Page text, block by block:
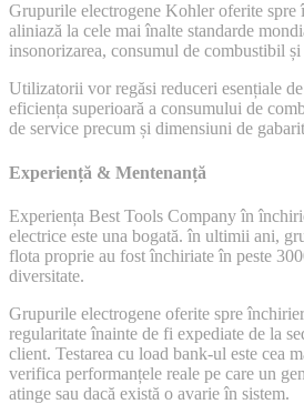
Grupurile electrogene Kohler oferite spre
aliniază la cele mai înalte standarde
insonorizarea, consumul de combustibil
Utilizatorii vor regăsi reduceri esențiale
eficiența superioară a consumului de
de service precum și dimensiuni de
Experiență & Mentenanță
Experiența Best Tools Company în
electrice este una bogată. în ultimii ani,
flota proprie au fost închiriate în peste
diversitate.
Grupurile electrogene oferite spre
regularitate înainte de fi expediate de la
client. Testarea cu load bank-ul este cea
verifica performanțele reale pe care un
atinge sau dacă există o avarie în sistem.